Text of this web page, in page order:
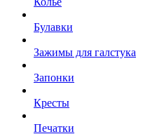
Булавки
Зажимы для галстука
Запонки
Кресты
Печатки